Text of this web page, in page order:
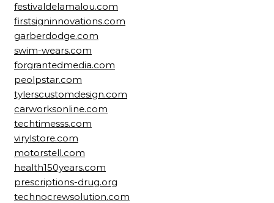
festivaldelamalou.com
firstsigninnovations.com
garberdodge.com
swim-wears.com
forgrantedmedia.com
peolpstar.com
tylerscustomdesign.com
carworksonline.com
techtimesss.com
virylstore.com
motorstell.com
health150years.com
prescriptions-drug.org
technocrewsolution.com